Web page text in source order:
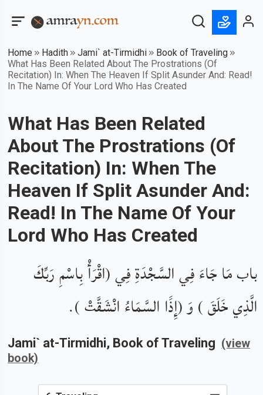
Home Hadith Jami` at-Tirmidhi
Book of Traveling
What Has Been Related About The Prostrations (Of
Recitation) In: When The Heaven If Split Asunder And: Read!
In The Name Of Your Lord Who Has Created
What Has Been Related
About The Prostrations (Of
Recitation) In: When The
Heaven If Split Asunder And:
Read! In The Name Of Your
Lord Who Has Created
باب مَا جَاءَ فِي السَّجْدَةِ فِي (اقْرَأْ بِاسْمِ رَبِّكَ
الَّذِي خَلَقَ ) وَ (إِذََا السَّمَاءُ انْشَقَّتْ ).
Jami` at-Tirmidhi, Book of Traveling (view
book)